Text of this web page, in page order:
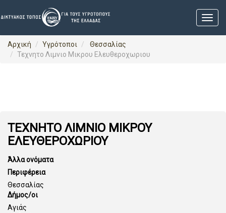
Αρχική Υγρότοποι
Θεσσαλίας
Τεχνητο Λιμνιο Μικρου Ελευθεροχωριου
ΤΕΧΝΗΤΟ ΛΙΜΝΙΟ ΜΙΚΡΟΥ
ΕΛΕΥΘΕΡΟΧΩΡΙΟΥ
Άλλα ονόματα
Περιφέρεια
Θεσσαλίας
Δήμος/οι
Αγιάς